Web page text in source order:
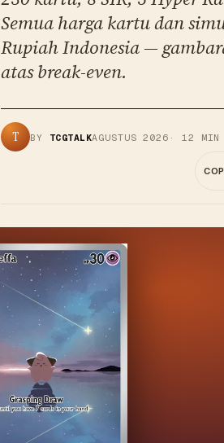
Semua harga kartu dan
Rupiah Indonesia —
atas break-even.
T BY TCGTALKAGUSTUS 2026 · 12 MIN